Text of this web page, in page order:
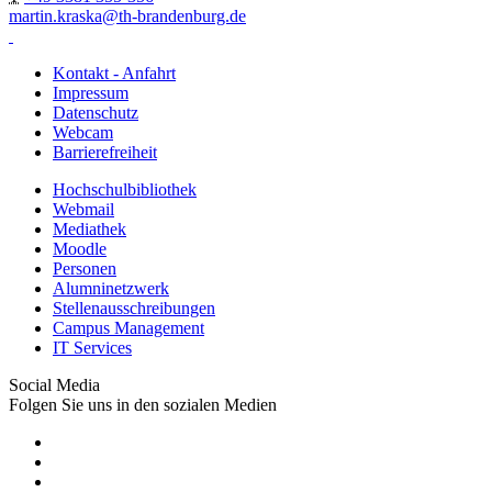
martin.kraska@th-brandenburg.de
Kontakt - Anfahrt
Impressum
Datenschutz
Webcam
Barrierefreiheit
Hochschulbibliothek
Webmail
Mediathek
Moodle
Personen
Alumninetzwerk
Stellenausschreibungen
Campus Management
IT Services
Social Media
Folgen Sie uns in den sozialen Medien